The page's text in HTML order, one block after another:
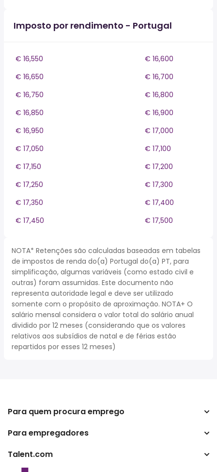
Imposto por rendimento - Portugal
€ 16,550
€ 16,600
€ 16,650
€ 16,700
€ 16,750
€ 16,800
€ 16,850
€ 16,900
€ 16,950
€ 17,000
€ 17,050
€ 17,100
€ 17,150
€ 17,200
€ 17,250
€ 17,300
€ 17,350
€ 17,400
€ 17,450
€ 17,500
NOTA* Retenções são calculadas baseadas em tabelas
de impostos de renda do(a) Portugal do(a) PT, para
simplificação, algumas variáveis (como estado civil e
outras) foram assumidas. Este documento não
representa autoridade legal e deve ser utilizado
somente com o propósito de aproximação. NOTA+ O
salário mensal considera o valor total do salário anual
dividido por 12 meses (considerando que os valores
relativos aos subsídios de natal e de férias estão
repartidos por esses 12 meses)
Para quem procura emprego
Procurar empregos
Para empregadores
Empreendimento
Talent.com